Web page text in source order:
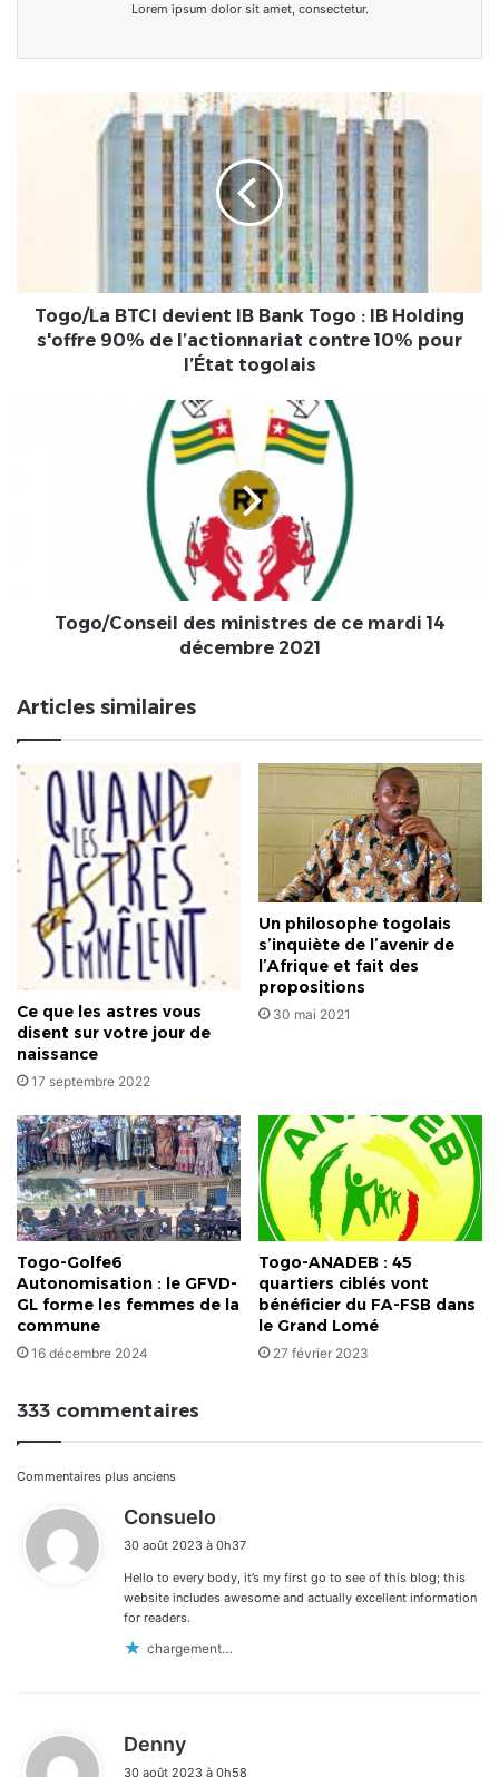
Lorem ipsum dolor sit amet, consectetur.
Holding
s'offre
90%
Togo/La BTCI devient IB Bank Togo : IB Holding
s'offre 90% de l’actionnariat contre 10% pour
l’État togolais
Togo/Conseil des ministres de ce mardi 14
décembre 2021
Articles similaires
Ce que les astres vous
disent sur votre jour de
naissance
17 septembre 2022
Un philosophe togolais
s’inquiète de l’avenir de
l’Afrique et fait des
propositions
30 mai 2021
Togo-Golfe6
Autonomisation : le GFVD-
GL forme les femmes de la
commune
16 décembre 2024
Togo-ANADEB : 45
quartiers ciblés vont
bénéficier du FA-FSB dans
le Grand Lomé
27 février 2023
333 commentaires
Navigation
dans
les
commentaires
Commentaires plus anciens
Consuelo
t
:
30 août 2023 à 0h37
Hello to every body, it’s my first go to see of this blog; this
website includes awesome and actually excellent information
for readers.
chargement…
Denny
30 août 2023 à 0h58